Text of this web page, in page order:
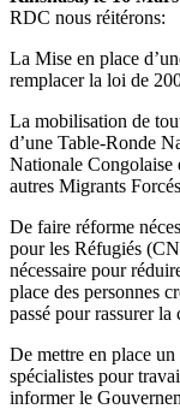
RDC nous réitérons:
La Mise en place
remplacer la loi de
La mobilisation de
d’une Table-Ronde
Nationale Congolaise
autres Migrants
De faire réforme
pour les Réfugiés
nécessaire pour
place des personnes
passé pour rassurer
De mettre en place
spécialistes pour
informer le